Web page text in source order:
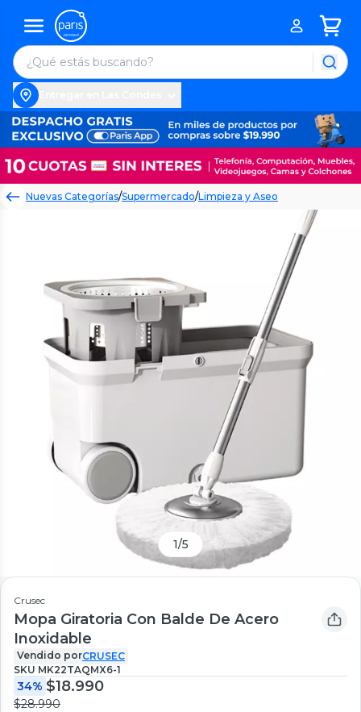
Nuevas Categorías/Supermercado/Limpieza y Aseo
1/5
Crusec
Mopa Giratoria Con Balde De Acero
Inoxidable
Vendido porCRUSEC
SKU MK22TAQMX6-1
34% $18.990
$28.990